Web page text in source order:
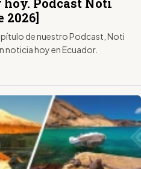
2026]
de nuestro Podcast, Noti
noticia hoy en Ecuador.